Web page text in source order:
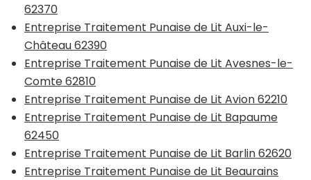
62370
Entreprise Traitement Punaise de Lit Auxi-le-
Château 62390
Entreprise Traitement Punaise de Lit Avesnes-le-
Comte 62810
Entreprise Traitement Punaise de Lit Avion 62210
Entreprise Traitement Punaise de Lit Bapaume
62450
Entreprise Traitement Punaise de Lit Barlin 62620
Entreprise Traitement Punaise de Lit Beaurains